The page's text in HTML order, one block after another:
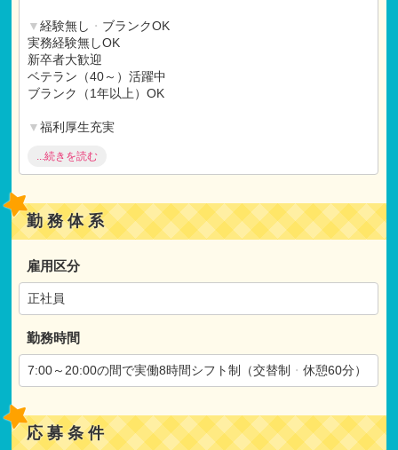
住宅手当
【試用期間】
試用期間 有 6ヶ月間
仕事内容 ・月給共に、正規雇用と同条件
▼経験無し ・ ブランクOK
実務経験無しOK
新卒者大歓迎
ベテラン（40～）活躍中
ブランク（1年以上）OK
▼福利厚生充実
賞与3ケ月以上
退職金制度
研修制度充実
土曜出勤振替休日
▼施設・保育にこだわる
オープニング求人
...続きを読む
勤務体系
雇用区分
正社員
勤務時間
7:00～20:00の間で実働8時間シフト制（交替制 ・ 休憩60分）
応募条件